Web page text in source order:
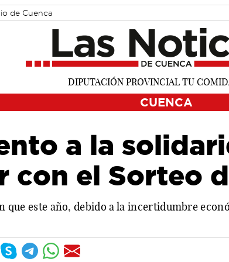
de Cuenca
CUENCA
a la
con el Sorteo
que este año, debido a la incertidumbre